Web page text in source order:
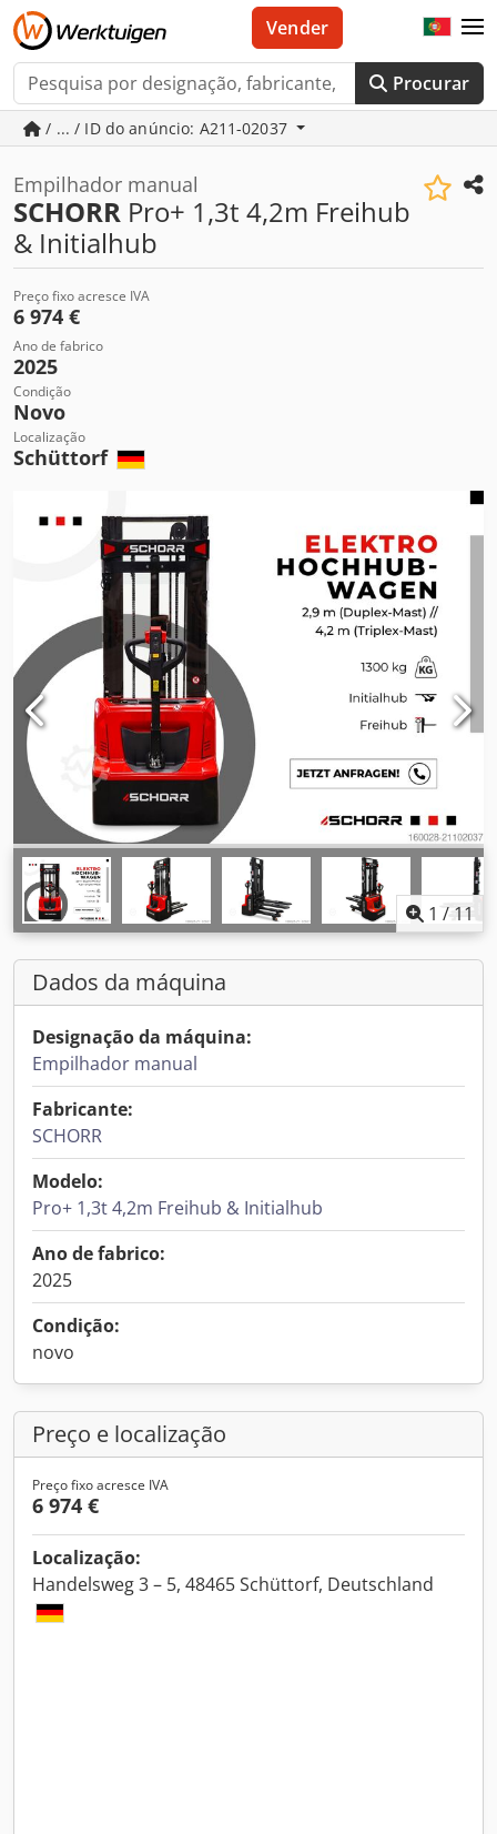
Procurar
Vender
/ ... / ID do anúncio: A211-02037
Empilhador manual
SCHORR Pro+ 1,3t 4,2m Freihub
& Initialhub
Preço fixo acresce IVA
6 974 €
Ano de fabrico
2025
Condição
Novo
Localização
Schüttorf
1 / 11
Dados da máquina
Designação da máquina:
Empilhador manual
Fabricante:
SCHORR
Modelo:
Pro+ 1,3t 4,2m Freihub & Initialhub
Ano de fabrico:
2025
Condição:
novo
Preço e localização
Preço fixo acresce IVA
6 974 €
Localização:
Handelsweg 3 – 5, 48465 Schüttorf, Deutschland